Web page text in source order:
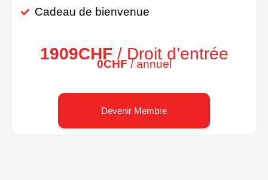
Cadeau de bienvenue
1909CHF / Droit d’entrée
0CHF / annuel
Devenir Membre